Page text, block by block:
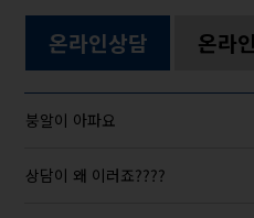
온라인상담 온라
붕알이 아파요
상담이 왜 이러죠????